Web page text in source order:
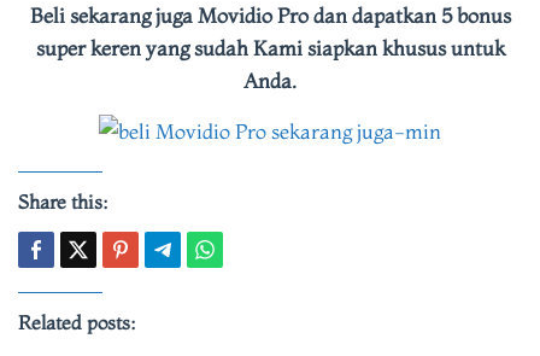
Beli sekarang juga Movidio Pro dan dapatkan 5 bonus
super keren yang sudah Kami siapkan khusus untuk
Anda.
Share this:
Related posts: